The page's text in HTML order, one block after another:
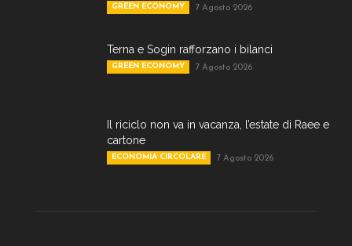
GREEN ECONOMY 7 Agosto 2026
Terna e Sogin rafforzano i bilanci
GREEN ECONOMY 7 Agosto 2026
Il riciclo non va in vacanza, l’estate di Raee e
cartone
ECONOMIA CIRCOLARE 7 Agosto 2026